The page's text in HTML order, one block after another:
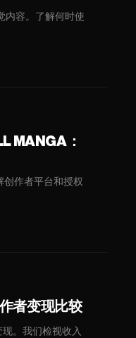
内容。了解何时使
MANGA：
作者平台和授权
者变现比较
。我们检视收入